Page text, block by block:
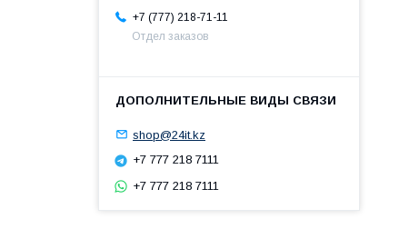
+7 (777) 218-71-11
Отдел заказов
shop@24it.kz
+7 777 218 7111
+7 777 218 7111